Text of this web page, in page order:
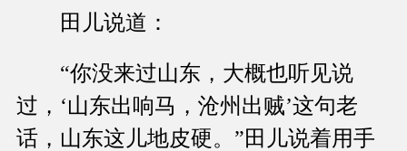
田儿说道：
“你没来过山东，大概也听见说
过，‘山东出响马，沧州出贼’这句老
话，山东这儿地皮硬。”田儿说着用手